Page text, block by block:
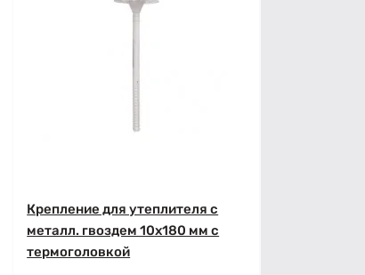
Крепление для утеплителя с
металл. гвоздем 10x180 мм с
термоголовкой